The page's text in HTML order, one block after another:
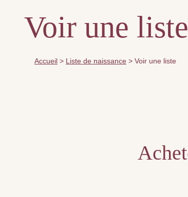
Voir une liste
Accueil > Liste de naissance > Voir une liste